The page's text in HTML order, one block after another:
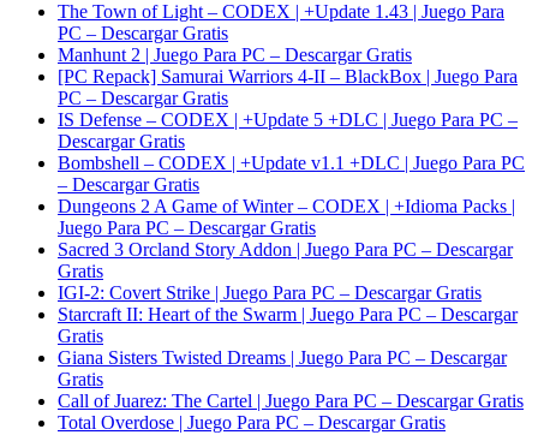
The Town of Light – CODEX | +Update 1.43 | Juego Para
PC – Descargar Gratis
Manhunt 2 | Juego Para PC – Descargar Gratis
[PC Repack] Samurai Warriors 4-II – BlackBox | Juego Para
PC – Descargar Gratis
IS Defense – CODEX | +Update 5 +DLC | Juego Para PC –
Descargar Gratis
Bombshell – CODEX | +Update v1.1 +DLC | Juego Para PC
– Descargar Gratis
Dungeons 2 A Game of Winter – CODEX | +Idioma Packs |
Juego Para PC – Descargar Gratis
Sacred 3 Orcland Story Addon | Juego Para PC – Descargar
Gratis
IGI-2: Covert Strike | Juego Para PC – Descargar Gratis
Starcraft II: Heart of the Swarm | Juego Para PC – Descargar
Gratis
Giana Sisters Twisted Dreams | Juego Para PC – Descargar
Gratis
Call of Juarez: The Cartel | Juego Para PC – Descargar Gratis
Total Overdose | Juego Para PC – Descargar Gratis